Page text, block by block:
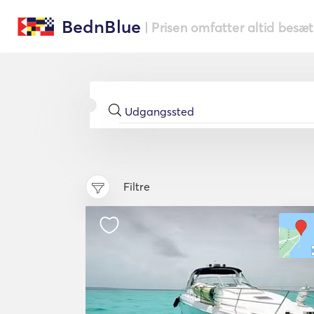
BednBlue | Prisen omfatter altid
Filtre